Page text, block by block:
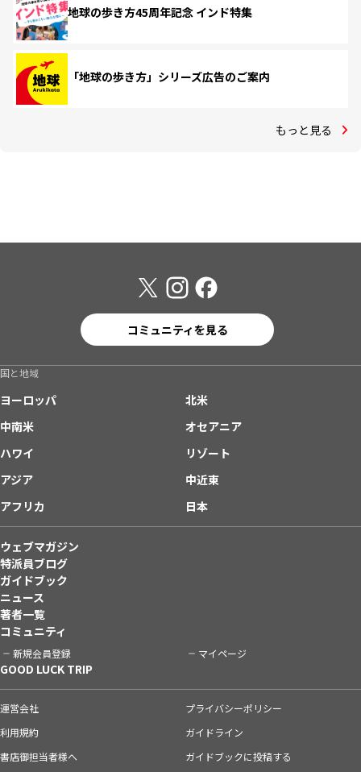
地球の歩き方45周年記念 インド特集
「地球の歩き方」シリーズ広告のご案内
もっと見る
コミュニティを見る
国と地域
ヨーロッパ
北米
中南米
オセアニア
ハワイ
リゾート
アジア
中近東
アフリカ
日本
ウェブマガジン
特派員ブログ
ガイドブック
ニュース
著者一覧
コミュニティ
新規会員登録 マイページ
GOOD LUCK TRIP
運営会社
プライバシーポリシー
利用規約
ガイドライン
書店御担当者様へ
ガイドブックに投稿する